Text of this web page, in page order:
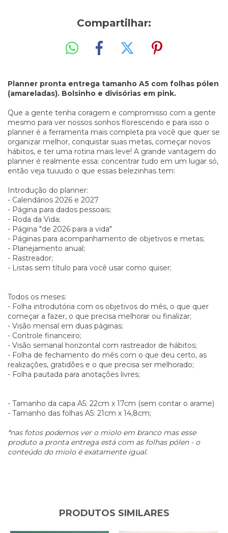
Compartilhar:
Planner pronta entrega tamanho A5 com folhas pólen
(amareladas). Bolsinho e divisórias em pink.
Que a gente tenha coragem e compromisso com a gente
mesmo para ver nossos sonhos florescendo e para isso o
planner é a ferramenta mais completa pra você que quer se
organizar melhor, conquistar suas metas, começar novos
hábitos, e ter uma rotina mais leve! A grande vantagem do
planner é realmente essa: concentrar tudo em um lugar só,
então veja tuuudo o que essas belezinhas tem:
Introdução do planner:
- Calendários 2026 e 2027
- Página para dados pessoais;
- Roda da Vida;
- Página "de 2026 para a vida"
- Páginas para acompanhamento de objetivos e metas;
- Planejamento anual;
- Rastreador;
- Listas sem título para você usar como quiser;
Todos os meses:
- Folha introdutória com os objetivos do mês, o que quer
começar a fazer, o que precisa melhorar ou finalizar;
- Visão mensal em duas páginas;
- Controle financeiro;
- Visão semanal horizontal com rastreador de hábitos;
- Folha de fechamento do mês com o que deu certo, as
realizações, gratidões e o que precisa ser melhorado;
- Folha pautada para anotações livres;
- Tamanho da capa A5: 22cm x 17cm (sem contar o arame)
- Tamanho das folhas A5: 21cm x 14,8cm;
*nas fotos podemos ver o miolo em branco mas esse
produto a pronta entrega está com as folhas pólen - o
conteúdo do miolo é exatamente igual.
PRODUTOS SIMILARES